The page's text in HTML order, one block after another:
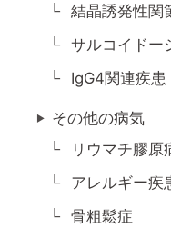
結晶誘発性関
サルコイドー
IgG4関連疾患
その他の病気
リウマチ膠原
アレルギー疾
骨粗鬆症